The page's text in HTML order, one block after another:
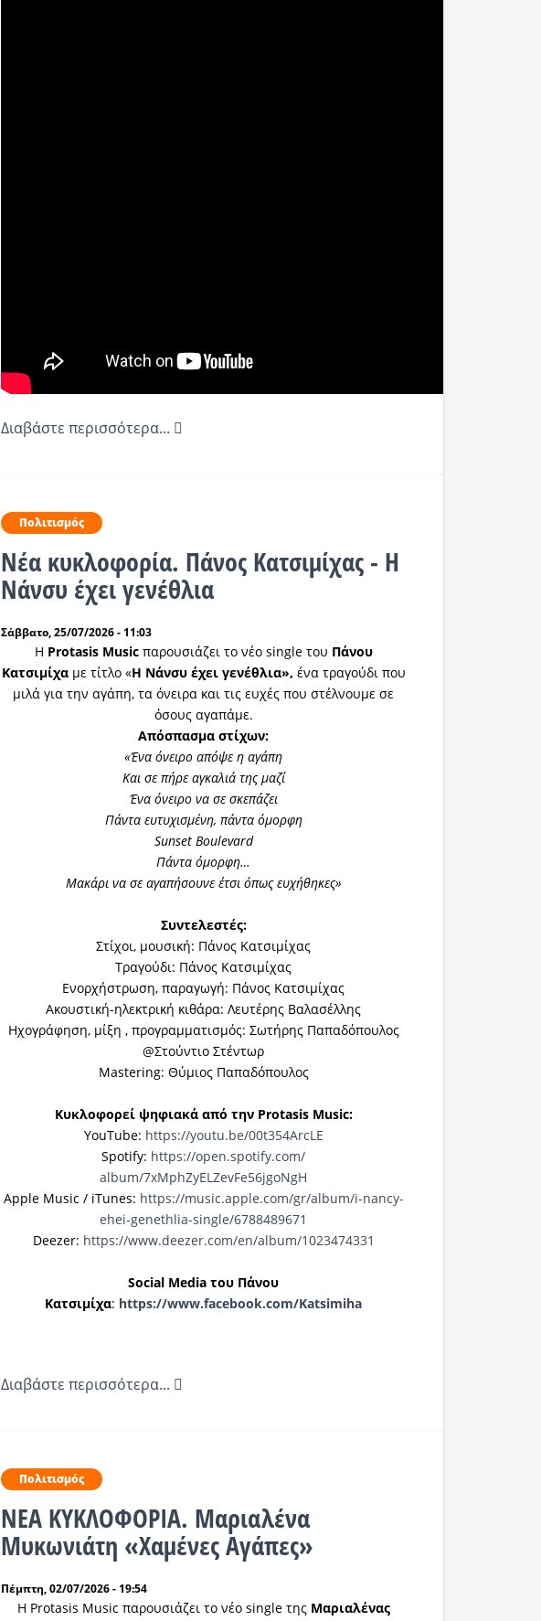
Διαβάστε περισσότερα...
Πολιτισμός
Νέα κυκλοφορία. Πάνος Κατσιμίχας - Η
Νάνσυ έχει γενέθλια
Σάββατο, 25/07/2026 - 11:03
Η Protasis Musicπαρουσιάζει το νέο single του Πάνου
Κατσιμίχαμε τίτλο «Η Νάνσυ έχει γενέθλια», ένα τραγούδι που
μιλά για την αγάπη, τα όνειρα και τις ευχές που στέλνουμε σε
όσους αγαπάμε.
Απόσπασμα στίχων:
«Ένα όνειρο απόψε η αγάπη
Και σε πήρε αγκαλιά της μαζί
Ένα όνειρο να σε σκεπάζει
Πάντα ευτυχισμένη, πάντα όμορφη
Sunset Boulevard
Πάντα όμορφη…
Μακάρι να σε αγαπήσουνε έτσι όπως ευχήθηκες»
Συντελεστές:
Στίχοι, μουσική: Πάνος Κατσιμίχας
Τραγούδι: Πάνος Κατσιμίχας
Ενορχήστρωση, παραγωγή: Πάνος Κατσιμίχας
Ακουστική-ηλεκτρική κιθάρα: Λευτέρης Βαλασέλλης
Ηχογράφηση, μίξη , προγραμματισμός: Σωτήρης Παπαδόπουλος
@Στούντιο Στέντωρ
Mastering: Θύμιος Παπαδόπουλος
Κυκλοφορεί ψηφιακά από την Protasis Music:
YouTube: https://youtu.be/00t354ArcLE
Spotify: https://open.spotify.com/
album/7xMphZyELZevFe56jgoNgH
Apple Music / iTunes: https://music.apple.com/gr/album/i-nancy-
ehei-genethlia-single/6788489671
Deezer: https://www.deezer.com/en/album/1023474331
Social Media του Πάνου
Κατσιμίχα: https://www.facebook.com/Katsimiha
Διαβάστε περισσότερα...
Πολιτισμός
ΝΕΑ ΚΥΚΛΟΦΟΡΙΑ. Μαριαλένα
Μυκωνιάτη «Χαμένες Αγάπες»
Πέμπτη, 02/07/2026 - 19:54
Η Protasis Music παρουσιάζει το νέο single της Μαριαλένας